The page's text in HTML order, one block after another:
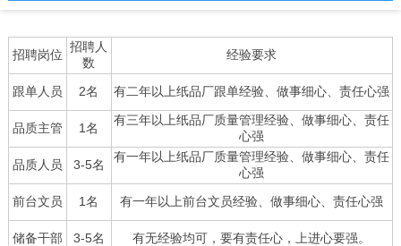
招聘岗位
招聘人
数
经验要求
跟单人员 2名 有二年以上纸品厂跟单经验、做事细心、责任心强
品质主管 1名
有三年以上纸品厂质量管理经验、做事细心、责任
心强
品质人员
3-5名
有一年以上纸品厂质量管理经验、做事细心、责任
心强
前台文员
1名 有一年以上前台文员经验、做事细心、责任心强
储备干部 3-5名 有无经验均可，要有责任心，上进心要强。